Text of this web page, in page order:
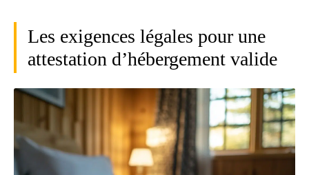
Les exigences légales pour une
attestation d’hébergement valide